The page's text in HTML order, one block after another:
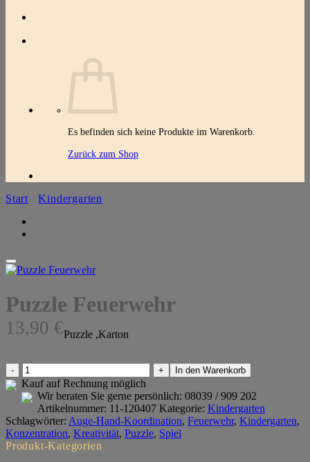
Es befinden sich keine Produkte im Warenkorb.
Zurück zum Shop
Start Kindergarten
Puzzle Feuerwehr
13,90 €Puzzle ,Karton
Puzzle
Feuerwehr
Menge
In den Warenkorb
Kauf auf Rechnung möglich
Wir beraten Sie gerne persönlich: 08039 / 909 202
Artikelnummer: 11-120407 Kategorie: Kindergarten
Schlagwörter: Auge-Hand-Koordination, Feuerwehr, Kindergarten,
Konzentration, Kreativität, Puzzle, Spiel
Produkt-Kategorien